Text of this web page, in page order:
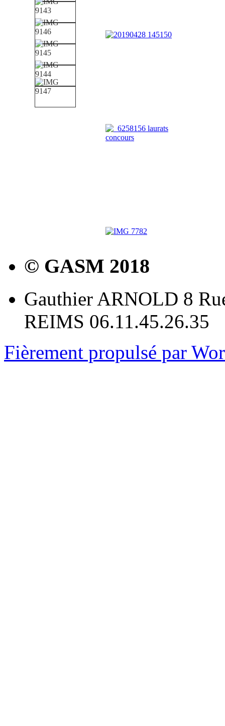
© GASM 2018
Gauthier ARNOLD 8
REIMS 06.11.45.26.35
Fièrement propulsé par